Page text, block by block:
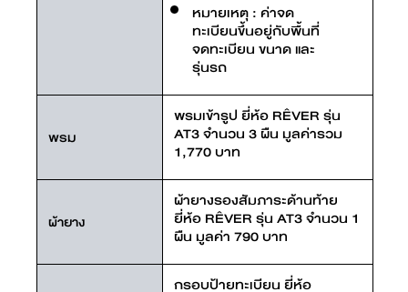
หมายเหตุ : ค่าจด
ทะเบียนขึ้นอยู่กับพื้นที่
จดทะเบียน ขนาด และ
รุ่นรถ
พรม
พรมเข้ารูป ยี่ห้อ RÊVER รุ่น
AT3 จำนวน 3 ผืน มูลค่ารวม
1,770 บาท
ผ้ายาง
ผ้ายางรองสัมภาระด้านท้าย
ยี่ห้อ RÊVER รุ่น AT3 จำนวน 1
ผืน มูลค่า 790 บาท
กรอบป้ายทะเบียน ยี่ห้อ